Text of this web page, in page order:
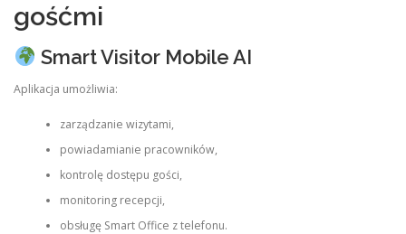
gośćmi
Smart Visitor Mobile AI
Aplikacja umożliwia:
zarządzanie wizytami,
powiadamianie pracowników,
kontrolę dostępu gości,
monitoring recepcji,
obsługę Smart Office z telefonu.